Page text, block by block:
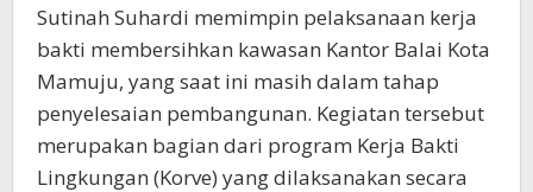
Sutinah Suhardi memimpin pelaksanaan kerja
bakti membersihkan kawasan Kantor Balai Kota
Mamuju, yang saat ini masih dalam tahap
penyelesaian pembangunan. Kegiatan tersebut
merupakan bagian dari program Kerja Bakti
Lingkungan (Korve) yang dilaksanakan secara